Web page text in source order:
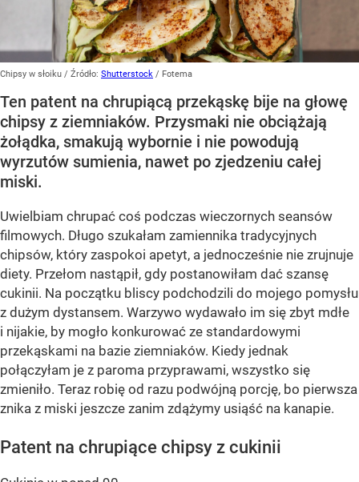
Chipsy w słoiku / Źródło: Shutterstock / Fotema
Ten patent na chrupiącą przekąskę bije na głowę
chipsy z ziemniaków. Przysmaki nie obciążają
żołądka, smakują wybornie i nie powodują
wyrzutów sumienia, nawet po zjedzeniu całej
miski.
Uwielbiam chrupać coś podczas wieczornych seansów
filmowych. Długo szukałam zamiennika tradycyjnych
chipsów, który zaspokoi apetyt, a jednocześnie nie zrujnuje
diety. Przełom nastąpił, gdy postanowiłam dać szansę
cukinii. Na początku bliscy podchodzili do mojego pomysłu
z dużym dystansem. Warzywo wydawało im się zbyt mdłe
i nijakie, by mogło konkurować ze standardowymi
przekąskami na bazie ziemniaków. Kiedy jednak
połączyłam je z paroma przyprawami, wszystko się
zmieniło. Teraz robię od razu podwójną porcję, bo pierwsza
znika z miski jeszcze zanim zdążymy usiąść na kanapie.
Patent na chrupiące chipsy z cukinii